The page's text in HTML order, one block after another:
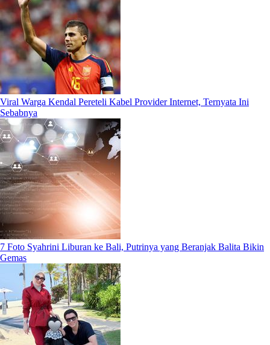
Viral Warga Kendal Pereteli Kabel Provider Internet, Ternyata Ini
Sebabnya
7 Foto Syahrini Liburan ke Bali, Putrinya yang Beranjak Balita Bikin
Gemas